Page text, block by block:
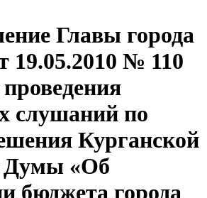
Главы города
19.05.2010 № 110
слушаний по
Курганской
Думы «Об
бюджета города